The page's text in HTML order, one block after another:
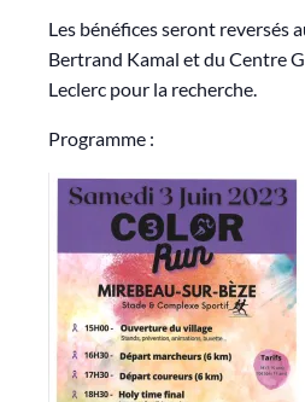
Les bénéfices seront reversés
Bertrand Kamal et du Centre
Leclerc pour la recherche.
Programme :